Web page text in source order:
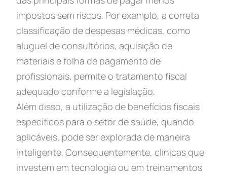
impostos sem riscos. Por exemplo, a correta
classificação de despesas médicas, como
aluguel de consultórios, aquisição de
materiais e folha de pagamento de
profissionais, permite o tratamento fiscal
adequado conforme a legislação.
Além disso, a utilização de benefícios fiscais
específicos para o setor de saúde, quando
aplicáveis, pode ser explorada de maneira
inteligente. Consequentemente, clínicas que
investem em tecnologia ou em treinamentos